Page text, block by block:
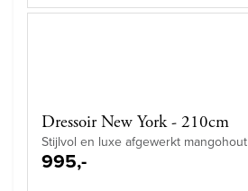
Dressoir New York - 210cm
Stijlvol en luxe afgewerkt mangohout
995,-